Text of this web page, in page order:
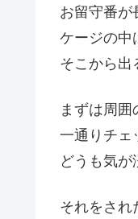
お留守番が
ケージの中
そこから出
まずは周囲
一通りチェ
どうも気が
それをされ